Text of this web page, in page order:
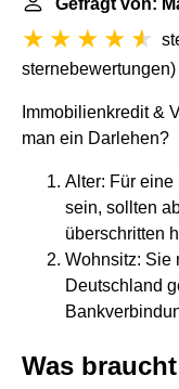
Gefragt von:
sternebewertungen)
Immobilienkredit &
man ein Darlehen?
Alter: Für
sein, sollten
überschritten
Wohnsitz: Sie
Deutschland
Was